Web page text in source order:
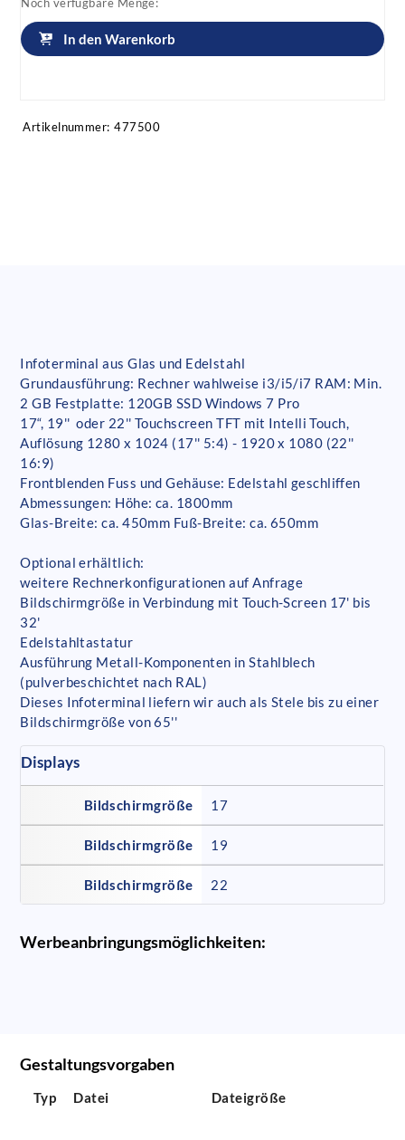
Noch verfügbare Menge:
In den Warenkorb
Artikelnummer: 477500
Infoterminal aus Glas und Edelstahl
Grundausführung: Rechner wahlweise i3/i5/i7 RAM: Min.
2 GB Festplatte: 120GB SSD Windows 7 Pro
17“, 19'' oder 22'' Touchscreen TFT mit Intelli Touch,
Auflösung 1280 x 1024 (17'' 5:4) - 1920 x 1080 (22''
16:9)
Frontblenden Fuss und Gehäuse: Edelstahl geschliffen
Abmessungen: Höhe: ca. 1800mm
Glas-Breite: ca. 450mm Fuß-Breite: ca. 650mm
Optional erhältlich:
weitere Rechnerkonfigurationen auf Anfrage
Bildschirmgröße in Verbindung mit Touch-Screen 17' bis
32'
Edelstahltastatur
Ausführung Metall-Komponenten in Stahlblech
(pulverbeschichtet nach RAL)
Dieses Infoterminal liefern wir auch als Stele bis zu einer
Bildschirmgröße von 65''
Displays
Bildschirmgröße 17
Bildschirmgröße 19
Bildschirmgröße 22
Werbeanbringungsmöglichkeiten:
Gestaltungsvorgaben
Typ Datei Dateigröße